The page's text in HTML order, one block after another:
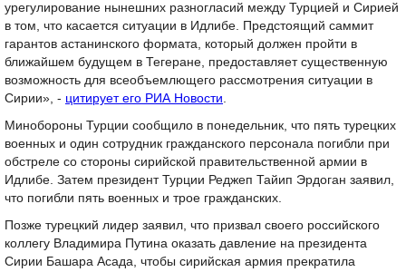
урегулирование нынешних разногласий между Турцией и Сирией
в том, что касается ситуации в Идлибе. Предстоящий саммит
гарантов астанинского формата, который должен пройти в
ближайшем будущем в Тегеране, предоставляет существенную
возможность для всеобъемлющего рассмотрения ситуации в
Сирии», - цитирует его РИА Новости.
Минобороны Турции сообщило в понедельник, что пять турецких
военных и один сотрудник гражданского персонала погибли при
обстреле со стороны сирийской правительственной армии в
Идлибе. Затем президент Турции Реджеп Тайип Эрдоган заявил,
что погибли пять военных и трое гражданских.
Позже турецкий лидер заявил, что призвал своего российского
коллегу Владимира Путина оказать давление на президента
Сирии Башара Асада, чтобы сирийская армия прекратила